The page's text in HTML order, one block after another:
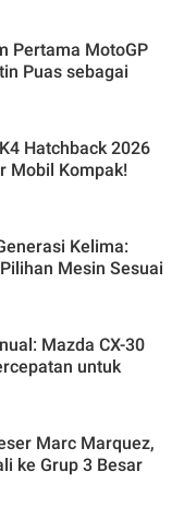
Pertama MotoGP
Puas sebagai
Hatchback 2026
Mobil Kompak!
Kelima:
Mesin Sesuai
Mazda CX-30
untuk
Marc Marquez,
ke Grup 3 Besar